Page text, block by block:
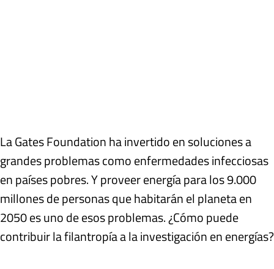
La Gates Foundation ha invertido en soluciones a
grandes problemas como enfermedades infecciosas
en países pobres. Y proveer energía para los 9.000
millones de personas que habitarán el planeta en
2050 es uno de esos problemas. ¿Cómo puede
contribuir la filantropía a la investigación en energías?